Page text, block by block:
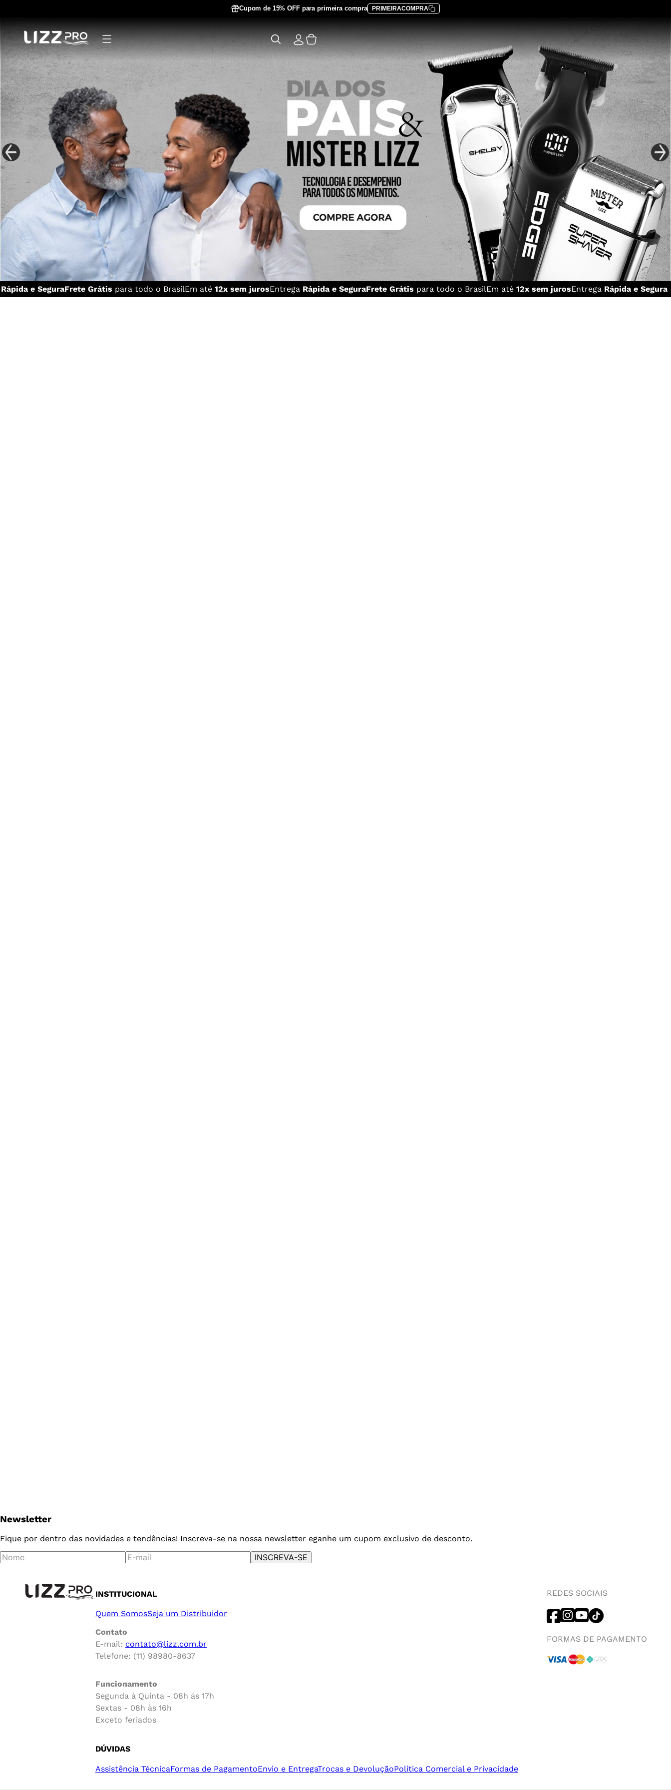
Cupom de 15% OFF para primeira compra PRIMEIRACOMPRA
Secadores
Pranchas
Modeladores
Escovas
Mãos e pés
Linha Masculina
Mister Lizz
Acessórios
Kits
Rápida e SeguraFrete Grátis para todo o BrasilEm até 12x sem jurosEntrega Rápida e SeguraFrete Grátis para todo o BrasilEm até 12x sem jurosEntrega Rápida e Segura
Newsletter
Fique por dentro das novidades e tendências! Inscreva-se na nossa newsletter eganhe um cupom exclusivo de desconto.
INSCREVA-SE
INSTITUCIONAL
Quem SomosSeja um Distribuidor
Contato
E-mail: contato@lizz.com.br
Telefone: (11) 98980-8637
Funcionamento
Segunda à Quinta - 08h ás 17h
Sextas - 08h às 16h
Exceto feriados
DÚVIDAS
Assistência TécnicaFormas de PagamentoEnvio e EntregaTrocas e DevoluçãoPolítica Comercial e Privacidade
REDES SOCIAIS
FORMAS DE PAGAMENTO